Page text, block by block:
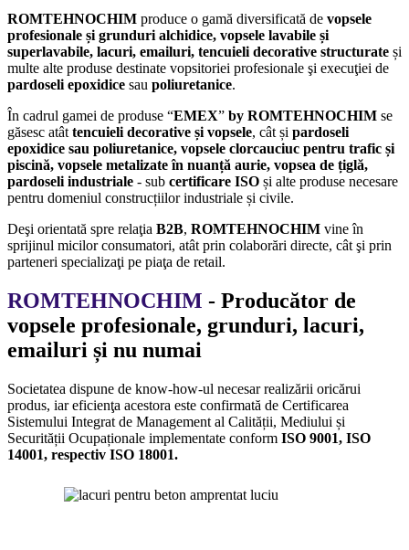
ROMTEHNOCHIM produce o gamă diversificată de vopsele
profesionale și grunduri alchidice, vopsele lavabile și
superlavabile, lacuri, emailuri, tencuieli decorative structurate și
multe alte produse destinate vopsitoriei profesionale şi execuţiei de
pardoseli epoxidice sau poliuretanice.
În cadrul gamei de produse “EMEX” by ROMTEHNOCHIM se
găsesc atât tencuieli decorative și vopsele, cât și pardoseli
epoxidice sau poliuretanice, vopsele clorcauciuc pentru trafic și
piscină, vopsele metalizate în nuanță aurie, vopsea de țiglă,
pardoseli industriale - sub certificare ISO și alte produse necesare
pentru domeniul construcțiilor industriale și civile.
Deşi orientată spre relaţia B2B, ROMTEHNOCHIM vine în
sprijinul micilor consumatori, atât prin colaborări directe, cât şi prin
parteneri specializaţi pe piaţa de retail.
ROMTEHNOCHIM - Producător de
vopsele profesionale, grunduri, lacuri,
emailuri și nu numai
Societatea dispune de know-how-ul necesar realizării oricărui
produs, iar eficienţa acestora este confirmată de Certificarea
Sistemului Integrat de Management al Calității, Mediului și
Securității Ocupaționale implementate conform ISO 9001, ISO
14001, respectiv ISO 18001.